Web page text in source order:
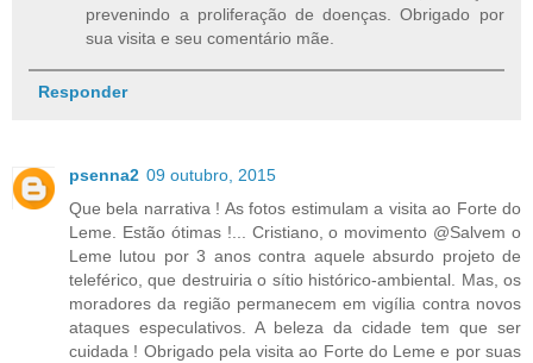
prevenindo a proliferação de doenças. Obrigado por
sua visita e seu comentário mãe.
Responder
psenna2 09 outubro, 2015
Que bela narrativa ! As fotos estimulam a visita ao Forte do
Leme. Estão ótimas !... Cristiano, o movimento @Salvem o
Leme lutou por 3 anos contra aquele absurdo projeto de
teleférico, que destruiria o sítio histórico-ambiental. Mas, os
moradores da região permanecem em vigília contra novos
ataques especulativos. A beleza da cidade tem que ser
cuidada ! Obrigado pela visita ao Forte do Leme e por suas